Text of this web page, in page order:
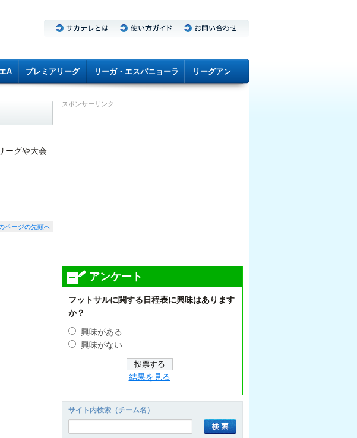
A プレミアリーグ リーガ・エスパニョーラ リーグアン
ーグや大会
ページの先頭へ
スポンサーリンク
アンケート
フットサルに関する日程表に興味はあります
か？
興味がある
興味がない
結果を見る
サイト内検索（チーム名）